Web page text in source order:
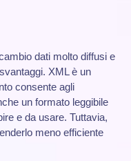
dati molto diffusi e
XML è un
consente agli
un formato leggibile
e da usare. Tuttavia,
meno efficiente